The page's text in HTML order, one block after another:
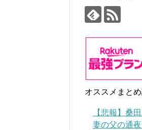
オススメまと
【悲報】桑
妻の父の通